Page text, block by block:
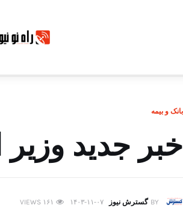
بانک و بیمه
خبر جدید وزیر از
BY گسترش نیوز ۱۴۰۳-۱۱-۰۷ ۱۶۱ VIEWS